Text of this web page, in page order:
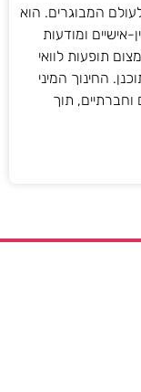
לעולם המבוגרים. הוא
אישיים ומודעות
תופעות לוואי
החינוך המיני
וחברתיים, תוך